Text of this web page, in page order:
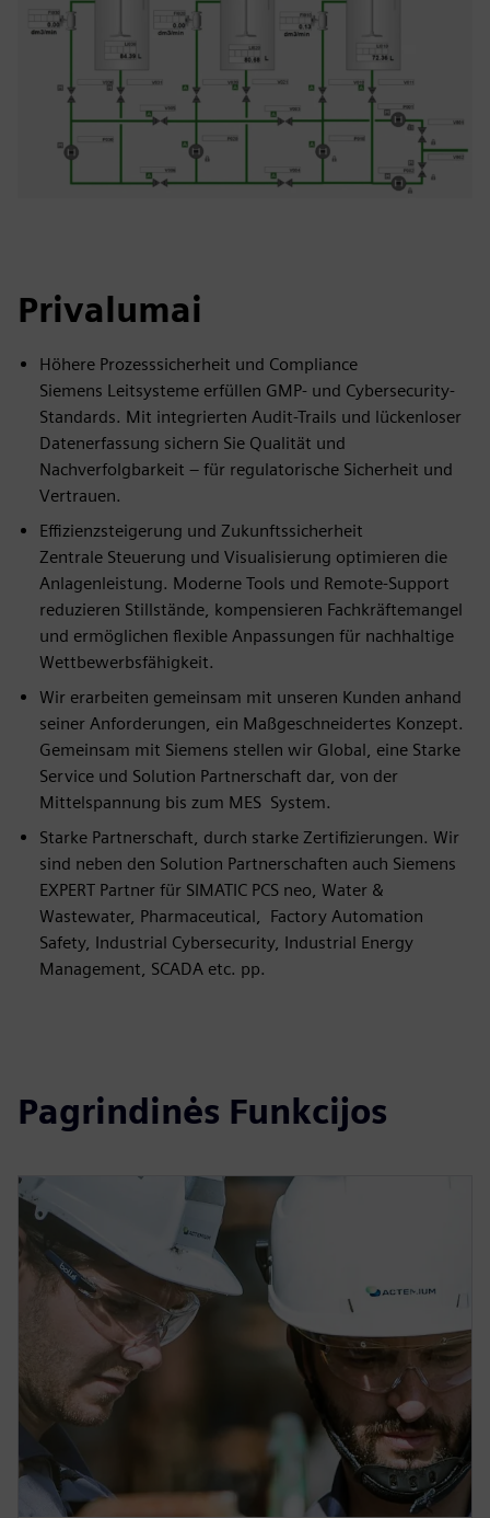
Privalumai
Höhere Prozesssicherheit und Compliance
Siemens Leitsysteme erfüllen GMP- und Cybersecurity-
Standards. Mit integrierten Audit-Trails und lückenloser
Datenerfassung sichern Sie Qualität und
Nachverfolgbarkeit – für regulatorische Sicherheit und
Vertrauen.
Effizienzsteigerung und Zukunftssicherheit
Zentrale Steuerung und Visualisierung optimieren die
Anlagenleistung. Moderne Tools und Remote-Support
reduzieren Stillstände, kompensieren Fachkräftemangel
und ermöglichen flexible Anpassungen für nachhaltige
Wettbewerbsfähigkeit.
Wir erarbeiten gemeinsam mit unseren Kunden anhand
seiner Anforderungen, ein Maßgeschneidertes Konzept.
Gemeinsam mit Siemens stellen wir Global, eine Starke
Service und Solution Partnerschaft dar, von der
Mittelspannung bis zum MES System.
Starke Partnerschaft, durch starke Zertifizierungen. Wir
sind neben den Solution Partnerschaften auch Siemens
EXPERT Partner für SIMATIC PCS neo, Water &
Wastewater, Pharmaceutical, Factory Automation
Safety, Industrial Cybersecurity, Industrial Energy
Management, SCADA etc. pp.
Pagrindinės Funkcijos